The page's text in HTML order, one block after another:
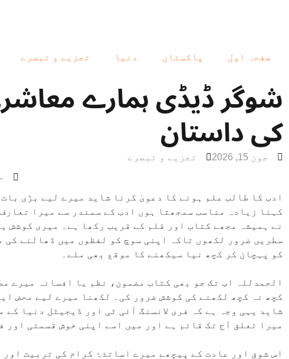
صفحہ اول پاکستان دنیا تجزیے و تبصرے
شوگر ڈیڈی ہمارے
کی داستان
جون 15, 2026
تجزیے و تبصرے
ادب کا طالب علم ہونے کا دعویٰ کرنا شاید میرے لیے بڑی
کہنا زیادہ مناسب سمجھتا ہوں ادب کے سمندر سے میرا
نے ہمیشہ مجھے کتاب اور قلم کے قریب رکھا ہے۔ میری کوشش
سطریں ضرور لکھوں تاکہ اپنی سوچ کو لفظوں میں ڈھالنے
کو پہچان کر کچھ نیا سیکھنے کا موقع بھی ملے۔
الحمدللہ اب تک جو بھی کتاب مضمون، نظم یا افسانہ میرے
کچھ نہ کچھ لکھنے کی کوشش ضرور کی۔ لکھنا میرے لیے محض
شاید یہی وجہ ہے کہ فری لانسنگ آئی ٹی اور ڈیجیٹل دنیا
میرا تعلق آج تک قائم ہے اور میں اسے اپنی خوش قسمتی اور
اس شوق اور عادت کے پیچھے میرے اساتذۂ کرام کی تربیت